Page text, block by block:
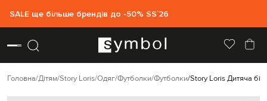
SALE ще більше брендів до -50% SS`26
Головна Дітям Story Loris Одяг Футболки Футболки Story Loris Дитяча